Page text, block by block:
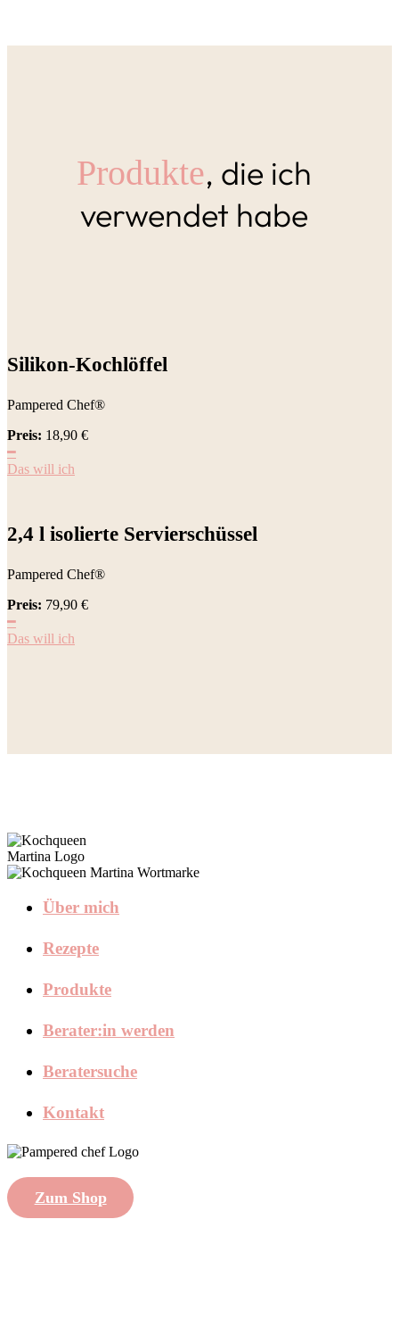
Produkte, die ich
verwendet habe
Silikon-Kochlöffel
Pampered Chef®
Preis: 18,90 €
━
Das will ich
2,4 l isolierte Servierschüssel
Pampered Chef®
Preis: 79,90 €
━
Das will ich
Über mich
Rezepte
Produkte
Berater:in werden
Beratersuche
Kontakt
Zum Shop